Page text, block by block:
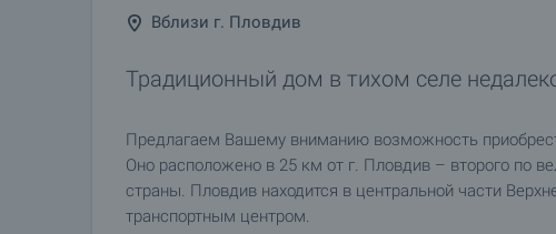
Вблизи г. Пловдив
Традиционный дом в тихом селе
Предлагаем Вашему вниманию возможность
Оно расположено в 25 км от г. Пловдив – второго по
страны. Пловдив находится в центральной части
транспортным центром.